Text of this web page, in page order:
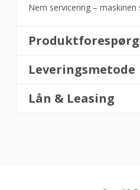
Nem servicering – maskinen
Leveringsmetode
Lån & Leasing